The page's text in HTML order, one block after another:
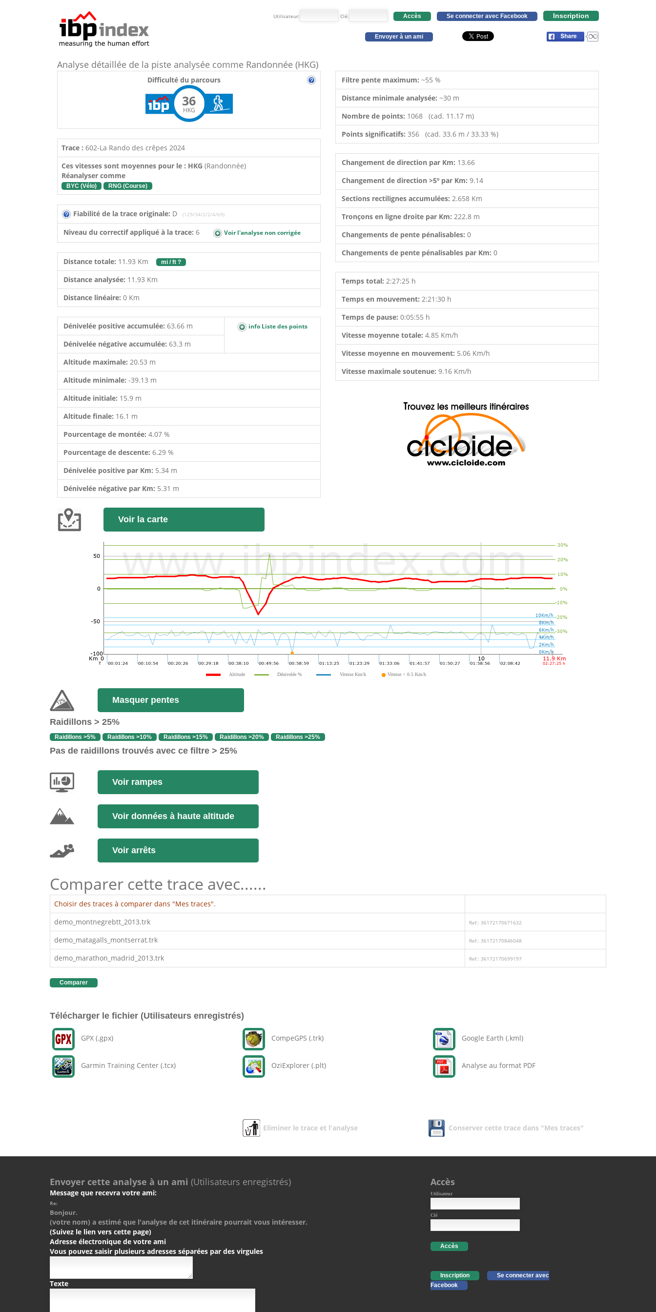
Utilisateur: Clé: Accès Se connecter avec Facebook Inscription
Envoyer à un ami
Analyse détaillée de la piste analysée comme Randonnée (HKG)
Difficulté du parcours
36
HKG
Trace : 602-La Rando des crêpes 2024
Ces vitesses sont moyennes pour le : HKG (Randonnée)
Réanalyser comme
BYC (Vélo) RNG (Course)
Fiabilité de la trace originale: D (129/34/2/2/4/69)
Niveau du correctif appliqué à la trace: 6 Voir l'analyse non corrigée
Distance totale: 11.93 Km mi / ft ?
Distance analysée: 11.93 Km
Distance linéaire: 0 Km
Dénivelée positive accumulée: 63.66 m info Liste des points
Dénivelée négative accumulée: 63.3 m
Altitude maximale: 20.53 m
Altitude minimale: -39.13 m
Altitude initiale: 15.9 m
Altitude finale: 16.1 m
Pourcentage de montée: 4.07 %
Pourcentage de descente: 6.29 %
Dénivelée positive par Km: 5.34 m
Dénivelée négative par Km: 5.31 m
Filtre pente maximum: ~55 %
Distance minimale analysée: ~30 m
Nombre de points: 1068 (cad. 11.17 m)
Points significatifs: 356 (cad. 33.6 m / 33.33 %)
Changement de direction par Km: 13.66
Changement de direction >5º par Km: 9.14
Sections rectilignes accumulées: 2.658 Km
Tronçons en ligne droite par Km: 222.8 m
Changements de pente pénalisables: 0
Changements de pente pénalisables par Km: 0
Temps total: 2:27:25 h
Temps en mouvement: 2:21:30 h
Temps de pause: 0:05:55 h
Vitesse moyenne totale: 4.85 Km/h
Vitesse moyenne en mouvement: 5.06 Km/h
Vitesse maximale soutenue: 9.16 Km/h
Voir la carte
Altitude Dénivelée % Vitesse Km/h Vitesse < 0.5 Km/h
Masquer pentes
Raidillons > 25%
Raidillons >5% Raidillons >10% Raidillons >15% Raidillons >20% Raidillons >25%
Pas de raidillons trouvés avec ce filtre > 25%
Voir rampes
Voir données à haute altitude
Voir arrêts
Comparer cette trace avec......
Choisir des traces à comparer dans "Mes traces".
demo_montnegrebtt_2013.trk
Ref.: 36172170671632
demo_matagalls_montserrat.trk Ref.: 36172170846048
demo_marathon_madrid_2013.trk Ref.: 36172170699197
Comparer
Télécharger le fichier (Utilisateurs enregistrés)
GPX (.gpx)
Garmin Training Center (.tcx)
CompeGPS (.trk)
OziExplorer (.plt)
Google Earth (.kml)
Analyse au format PDF
Eliminer le trace et l'analyse Conserver cette trace dans "Mes traces"
Envoyer cette analyse à un ami (Utilisateurs enregistrés)
Message que recevra votre ami:
Re:
Bonjour.
(votre nom) a estimé que l'analyse de cet itinéraire pourrait vous intéresser.
(Suivez le lien vers cette page)
Adresse électronique de votre ami
Vous pouvez saisir plusieurs adresses séparées par des virgules
Texte
Accès
Utilisateur
Clé
Accès
Inscription
Se connecter avec
Facebook